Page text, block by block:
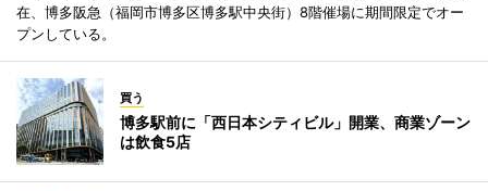
在、博多阪急（福岡市博多区博多駅中央街）8階催場に期間限定でオー
プンしている。
買う
博多駅前に「西日本シティビル」開業、商業ゾーン
は飲食5店